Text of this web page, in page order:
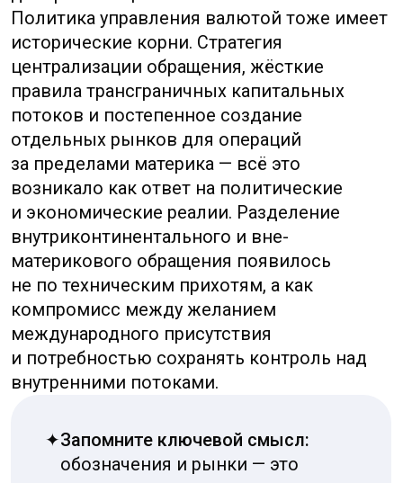
В интерфейсах и на ценниках символ ¥
часто обманчив. Он выглядит одинаково
зависит от контекста. Важно научиться
читать не только сам знак,
но и дополнительную информацию рядом
с ним: формат числа, трёхбуквенный код,
пары на бирже.
Короткий практический чек‑лист, который
реально экономит время и деньги:
✦Смотрите на трёхбуквенный код.
Он однозначно определяет валюту
и используется в платёжных поручениях
и на биржевых сводках.
✦Обратите внимание на число десятичных
знаков: у японской йены дробной части
обычно нет, у китайских юаней — две
цифры после запятой.
USD/CNH), это однозначно офшорный
юань; иначе спросите или проверьте
источник котировки.